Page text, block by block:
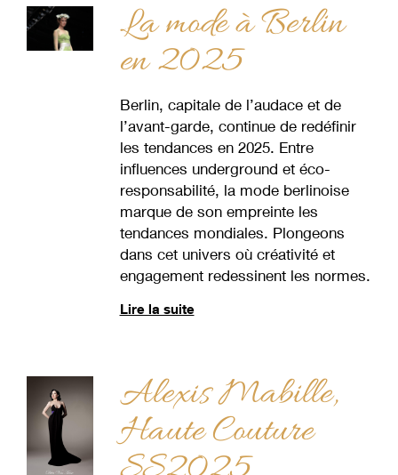
La mode à Berlin
en 2025
Berlin, capitale de l’audace et de
l’avant-garde, continue de redéfinir
les tendances en 2025. Entre
influences underground et éco-
responsabilité, la mode berlinoise
marque de son empreinte les
tendances mondiales. Plongeons
dans cet univers où créativité et
engagement redessinent les normes.
Lire la suite
Alexis Mabille,
Haute Couture